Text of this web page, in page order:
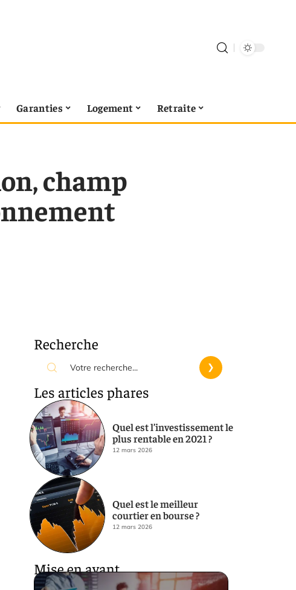
Garanties Logement Retraite
champ
Recherche
Les articles phares
Quel est l’investissement le
plus rentable en 2021 ?
12 mars 2026
Quel est le meilleur
courtier en bourse ?
12 mars 2026
Mise en avant